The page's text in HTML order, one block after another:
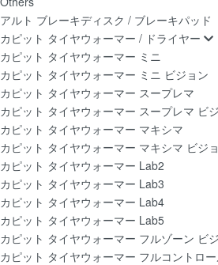
アルト ブレーキディスク / ブレーキパッド
カピット タイヤウォーマー / ドライヤー
カピット タイヤウォーマー ミニ
カピット タイヤウォーマー ミニ ビジョン
カピット タイヤウォーマー スープレマ
カピット タイヤウォーマー スープレマ ビ
カピット タイヤウォーマー マキシマ
カピット タイヤウォーマー マキシマ ビジ
カピット タイヤウォーマー Lab2
カピット タイヤウォーマー Lab3
カピット タイヤウォーマー Lab4
カピット タイヤウォーマー Lab5
カピット タイヤウォーマー フルゾーン ビ
カピット タイヤウォーマー フルコントロ